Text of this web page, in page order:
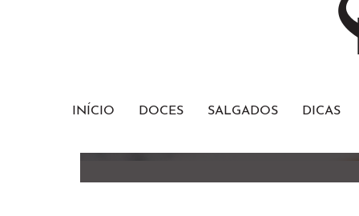
INÍCIO DOCES SALGADOS DICAS